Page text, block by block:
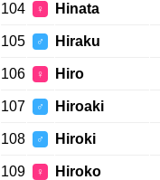
104 ♀ Hinata
105 ♂ Hiraku
106 ♀ Hiro
107 ♂ Hiroaki
108 ♂ Hiroki
109 ♀ Hiroko